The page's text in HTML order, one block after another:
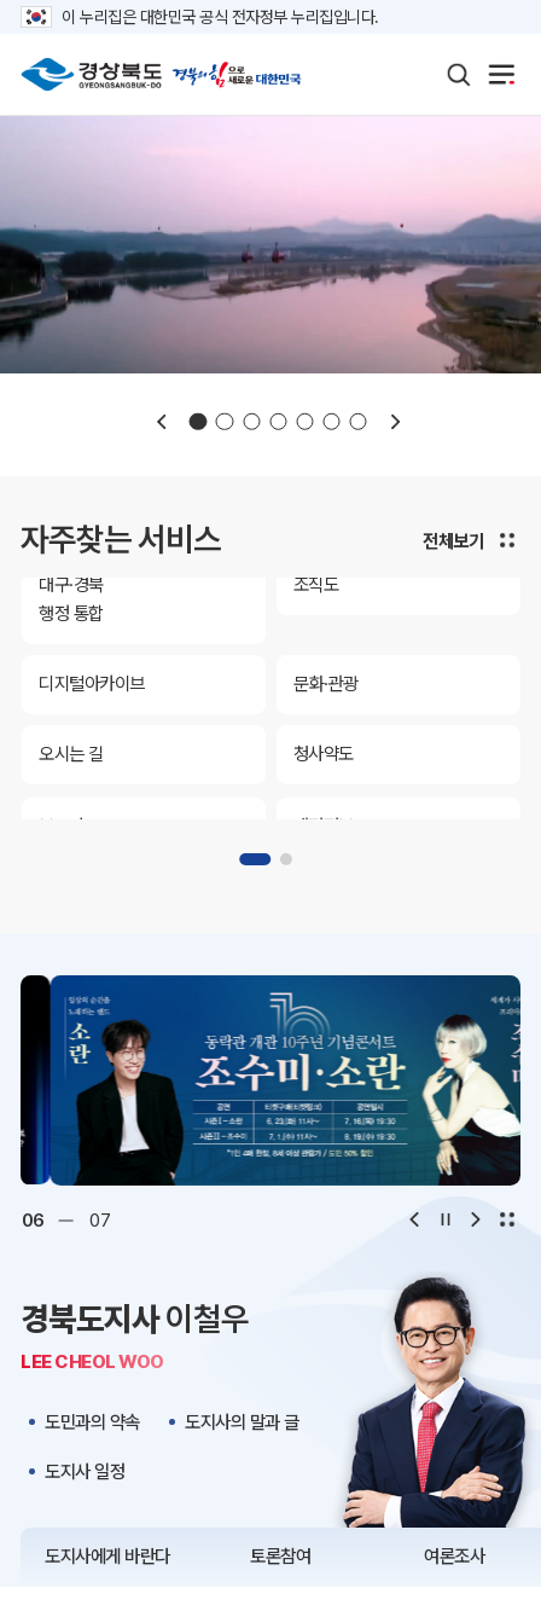
이 누리집은 대한민국 공식 전자정부 누리집입니다.
자주찾는 서비스
보도자료 재정정보
대구·경북
행정 통합
조직도
디지털아카이브 문화·관광
오시는 길 청사약도
보도자료 재정정보
대구·경북
행정 통합
조직도
디지털아카이브 문화·관광
오시는 길
K보듬 6000
정보공개
전체보기
06 07
경북도지사이철우
LEE CHEOL WOO
도민과의 약속 도지사의 말과 글
도지사 일정
도지사에게 바란다 토론참여 여론조사